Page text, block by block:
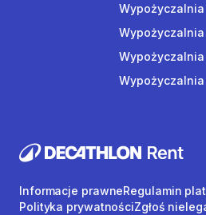
Wypożyczalnia
Informacje prawneRegulamin
Polityka prywatnościZgłoś